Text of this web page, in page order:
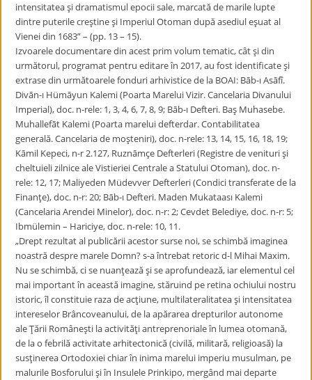
intensitatea şi dramatismul epocii sale, marcată de marile lupte
dintre puterile creştine şi Imperiul Otoman după asediul eşuat al
Vienei din 1683” – (pp. 13 – 15).
​Izvoarele documentare din acest prim volum tematic, cât şi din
următorul, programat pentru editare în 2017, au fost identificate şi
extrase din următoarele fonduri arhivistice de la BOAI: Bāb-ı Asāfî.
Divān-ı Hümāyun Kalemi (Poarta Marelui Vizir. Cancelaria Divanului
Imperial), doc. n-rele: 1, 3, 4, 6, 7, 8, 9; Bāb-ı Defteri. Baş Muhasebe.
Muhallefāt Kalemi (Poarta marelui defterdar. Contabilitatea
generală. Cancelaria de moşteniri), doc. n-rele: 13, 14, 15, 16, 18, 19;
Kāmil Kepeci, n-r 2.127, Ruznāmçe Defterleri (Registre de venituri şi
cheltuieli zilnice ale Vistieriei Centrale a Statului Otoman), doc. n-
rele: 12, 17; Maliyeden Müdevver Defterleri (Condici transferate de la
Finanţe), doc. n-r: 20; Bāb-ı Defteri. Maden Mukataası Kalemi
(Cancelaria Arendei Minelor), doc. n-r: 2; Cevdet Belediye, doc. n-r: 5;
Ibmülemin – Hariciye, doc. n-rele: 10, 11.
​„Drept rezultat al publicării acestor surse noi, se schimbă imaginea
noastră despre marele Domn? s-a întrebat retoric d-l Mihai Maxim.
Nu se schimbă, ci se nuanţează şi se aprofundează, iar elementul cel
mai important în această imagine, stăruind pe retina ochiului nostru
istoric, îl constituie raza de acţiune, multilateralitatea şi intensitatea
intereselor Brâncoveanului, de la apărarea drepturilor autonome
ale Ţării Româneşti la activităţi antreprenoriale în lumea otomană,
de la o febrilă activitate arhitectonică (civilă, militară, religioasă) la
susţinerea Ortodoxiei chiar în inima marelui imperiu musulman, pe
malurile Bosforului şi în Insulele Prinkipo, mergând mai departe